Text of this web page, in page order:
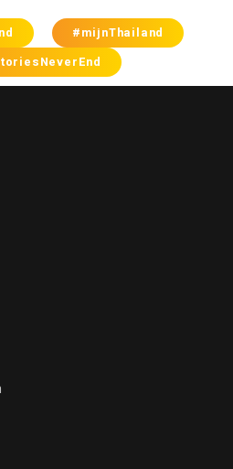
#mijnThailand